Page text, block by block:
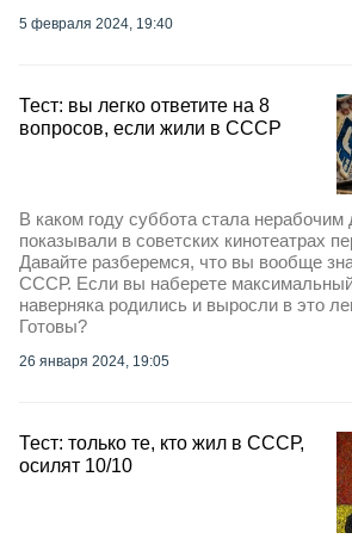
5 февраля 2024, 19:40
Тест: вы легко ответите на 8
вопросов, если жили в СССР
В каком году суббота стала нерабочим
показывали в советских кинотеатрах
Давайте разберемся, что вы вообще
СССР. Если вы наберете
наверняка родились и выросли в это
Готовы?
26 января 2024, 19:05
Тест: только те, кто жил в СССР,
осилят 10/10